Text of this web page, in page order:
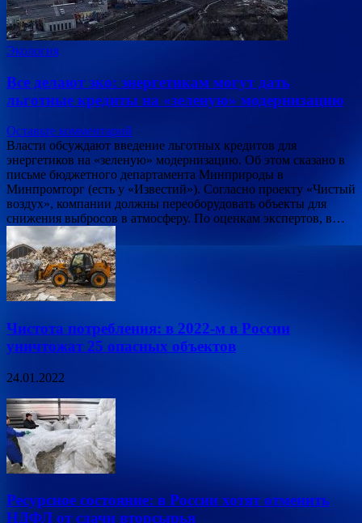
Экология
Все делают эко: энергетикам могут дать
льготные кредиты на «зеленую» модернизацию
Оставьте комментарий
Власти обсуждают введение льготных кредитов для
энергетиков на «зеленую» модернизацию. Об этом сказано в
письме бюджетного департамента Минприроды в
Минпромторг (есть у «Известий»). Согласно проекту «Чистый
воздух», компании должны переоборудовать объекты для
снижения выбросов в атмосферу. По оценкам экспертов, в…
Чистота потребления: в 2022-м в России
уничтожат 25 опасных объектов
24.01.2022
Ресурсное состояние: в России хотят отменить
НДФЛ от сдачи вторсырья